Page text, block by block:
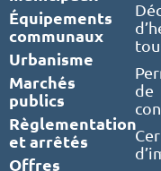
Équipements
communaux
Urbanisme
Marchés
publics
Règlementation
et arrêtés
Offres
de